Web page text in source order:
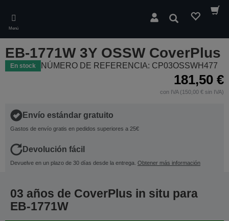
main
content
Menú
Buscar
EB-1771W 3Y OSSW CoverPlus
En stock NÚMERO DE REFERENCIA: CP03OSSWH477
181,50 €
con IVA (150,00 € sin IVA)
Envío estándar gratuito
Gastos de envío gratis en pedidos superiores a 25€
Devolución fácil
Devuelve en un plazo de 30 días desde la entrega. Obtener más información
03 años de CoverPlus in situ para
EB-1771W